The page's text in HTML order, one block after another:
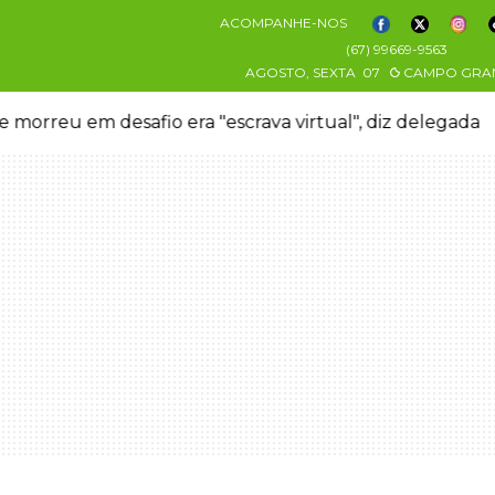
ACOMPANHE-NOS
(67) 99669-9563
AGOSTO, SEXTA 07 CAMPO
morreu em desafio era "escrava virtual", diz delegada